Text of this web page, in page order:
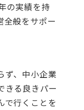
の実績を持
全般をサポー
ず、中小企業
きる良きパー
で行くことを